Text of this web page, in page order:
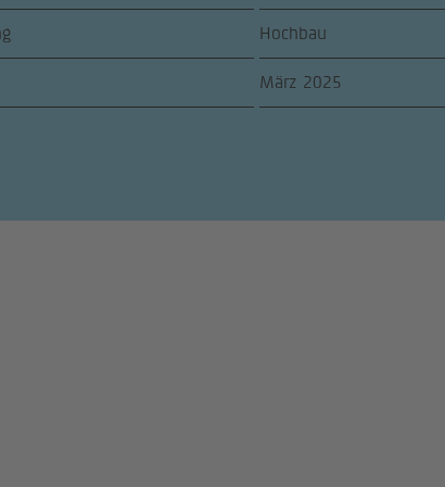
Hochbau
März 2025